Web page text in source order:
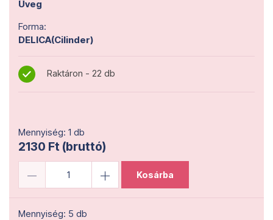
Üveg
Forma:
DELICA(Cilinder)
Raktáron - 22 db
Mennyiség: 1 db
2130 Ft (bruttó)
Kosárba
Mennyiség: 5 db